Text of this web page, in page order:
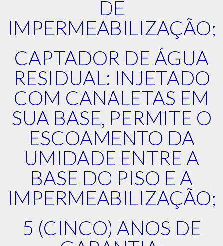
DE
IMPERMEABILIZAÇÃO;
CAPTADOR DE ÁGUA
RESIDUAL: INJETADO
COM CANALETAS EM
SUA BASE, PERMITE O
ESCOAMENTO DA
UMIDADE ENTRE A
BASE DO PISO E A
IMPERMEABILIZAÇÃO;
5 (CINCO) ANOS DE